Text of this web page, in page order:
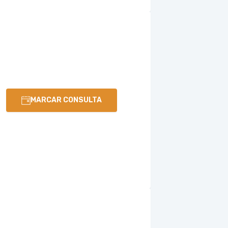
MARCAR CONSULTA